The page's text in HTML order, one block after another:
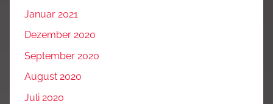
Januar 2021
Dezember 2020
September 2020
August 2020
Juli 2020